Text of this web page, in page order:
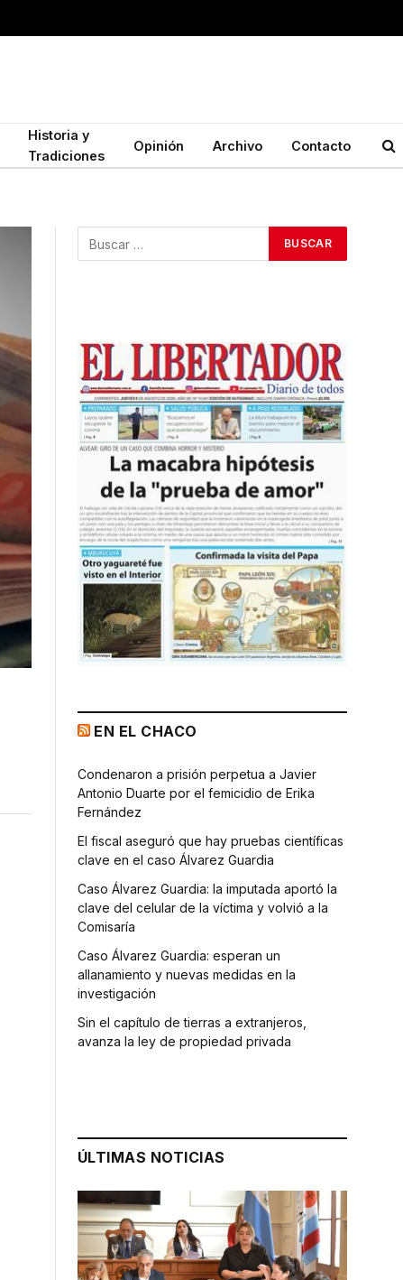
Historia y
Tradiciones
Opinión Archivo Contacto
EN EL CHACO
Condenaron a prisión perpetua a Javier
Antonio Duarte por el femicidio de Erika
Fernández
El fiscal aseguró que hay pruebas científicas
clave en el caso Álvarez Guardia
Caso Álvarez Guardia: la imputada aportó la
clave del celular de la víctima y volvió a la
Comisaría
Caso Álvarez Guardia: esperan un
allanamiento y nuevas medidas en la
investigación
Sin el capítulo de tierras a extranjeros,
avanza la ley de propiedad privada
ÚLTIMAS NOTICIAS